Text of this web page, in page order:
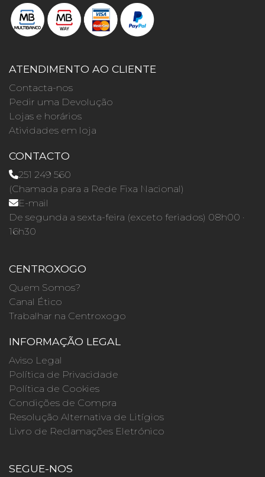
ATENDIMENTO AO CLIENTE
Contacta-nos
Pedir uma Devolução
Lojas e horários
Atividades em loja
CONTACTO
251 249 560
(Chamada para a Rede Fixa Nacional)
E-mail
De segunda a sexta-feira (exceto feriados) 08h00 ·
16h30
CENTROXOGO
Quem Somos?
Canal Ético
Trabalhar na Centroxogo
INFORMAÇÃO LEGAL
Aviso Legal
Política de Privacidade
Política de Cookies
Condições de Compra
Resolução Alternativa de Litígios
Livro de Reclamações Eletrónico
SEGUE-NOS